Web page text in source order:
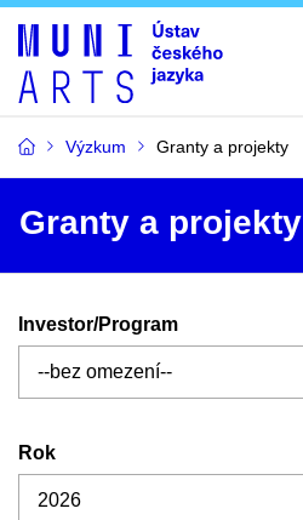
Výzkum Granty a projekty
Granty a projekty
Investor/Program
Rok